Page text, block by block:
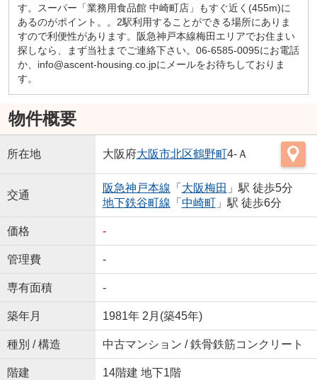
す。スーパー「業務用食品館 中崎町店」もすぐ近く(455m)に
あるのがポイント。。2駅利用することができる場所にありま
すので利便性があります。阪急神戸本線梅田エリアでお住まい
探しなら、まず当社までご連絡下さい。06-6585-0095にお電話
か、info@ascent-housing.co.jpにメールをお待ちしておりま
す。
物件概要
所在地 大阪府大阪市北区鶴野町4-Ａ
交通
阪急神戸本線 「 大阪梅田 」駅 徒歩5分
地下鉄谷町線 「 中崎町」駅 徒歩6分
価格 -
管理費 -
専有面積 -
築年月 1981年 2月(築45年)
種別 / 構造 中古マンション / 鉄骨鉄筋コンクリート
階建 14階建 地下1階